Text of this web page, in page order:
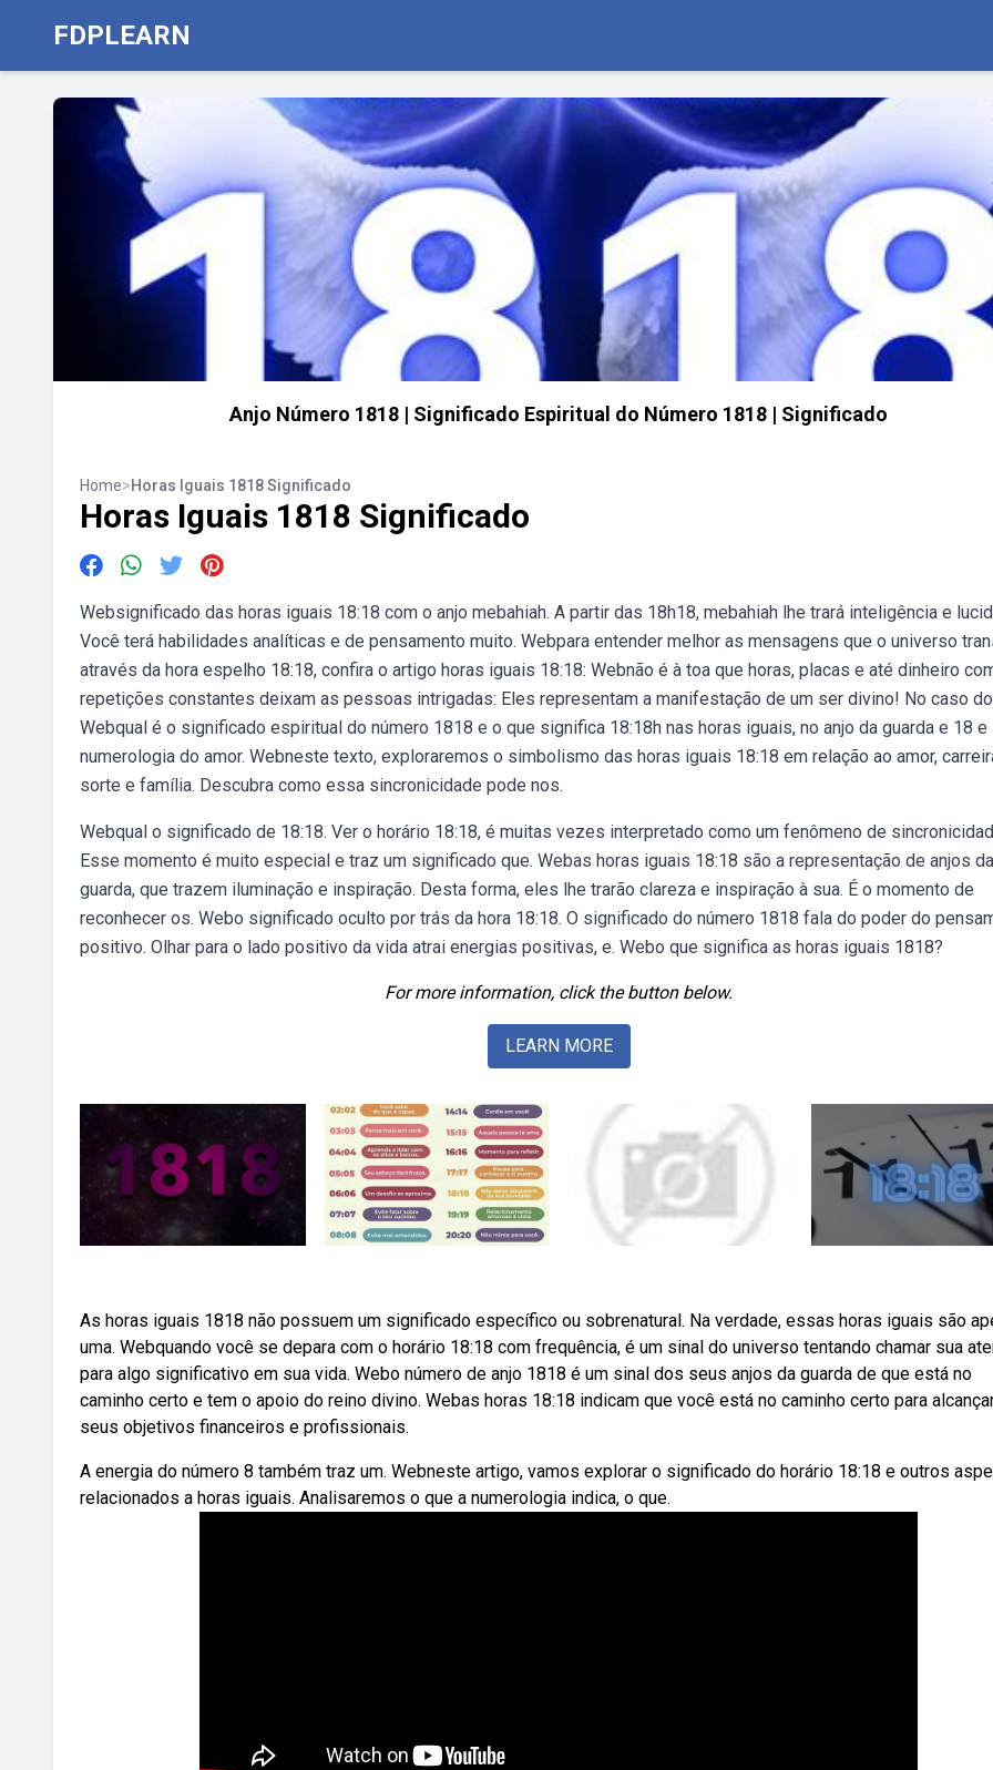
FDPLEARN
Anjo Número 1818 | Significado Espiritual do Número 1818 | Significado
Home>Horas Iguais 1818 Significado
Horas Iguais 1818 Significado
Websignificado das horas iguais 18:18 com o anjo mebahiah. A partir das 18h18, mebahiah lhe trará inteligência e
Você terá habilidades analíticas e de pensamento muito. Webpara entender melhor as mensagens que o universo
através da hora espelho 18:18, confira o artigo horas iguais 18:18: Webnão é à toa que horas, placas e até dinheiro
repetições constantes deixam as pessoas intrigadas: Eles representam a manifestação de um ser divino! No caso
Webqual é o significado espiritual do número 1818 e o que significa 18:18h nas horas iguais, no anjo da guarda e 18 e
numerologia do amor. Webneste texto, exploraremos o simbolismo das horas iguais 18:18 em relação ao amor,
sorte e família. Descubra como essa sincronicidade pode nos.
Webqual o significado de 18:18. Ver o horário 18:18, é muitas vezes interpretado como um fenômeno de
Esse momento é muito especial e traz um significado que. Webas horas iguais 18:18 são a representação de anjos da
guarda, que trazem iluminação e inspiração. Desta forma, eles lhe trarão clareza e inspiração à sua. É o momento de
reconhecer os. Webo significado oculto por trás da hora 18:18. O significado do número 1818 fala do poder do
positivo. Olhar para o lado positivo da vida atrai energias positivas, e. Webo que significa as horas iguais 1818?
For more information, click the button below.
LEARN MORE
As horas iguais 1818 não possuem um significado específico ou sobrenatural. Na verdade, essas horas iguais são
uma. Webquando você se depara com o horário 18:18 com frequência, é um sinal do universo tentando chamar sua
para algo significativo em sua vida. Webo número de anjo 1818 é um sinal dos seus anjos da guarda de que está no
caminho certo e tem o apoio do reino divino. Webas horas 18:18 indicam que você está no caminho certo para
seus objetivos financeiros e profissionais.
A energia do número 8 também traz um. Webneste artigo, vamos explorar o significado do horário 18:18 e outros
relacionados a horas iguais. Analisaremos o que a numerologia indica, o que.